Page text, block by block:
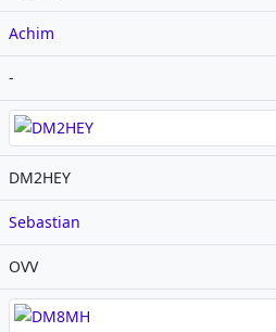
Achim
-
DM2HEY
Sebastian
OVV